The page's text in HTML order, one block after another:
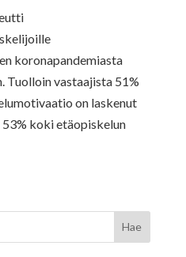
koronapandemiasta
Tuolloin vastaajista 51%
on laskenut
koki etäopiskelun